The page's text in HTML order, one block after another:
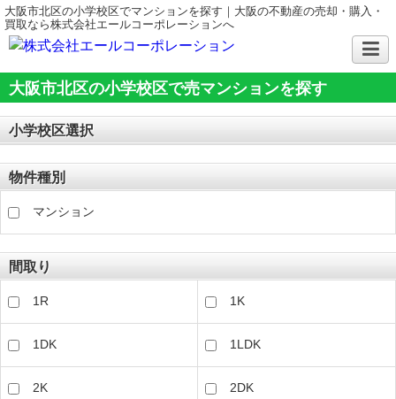
大阪市北区の小学校区でマンションを探す｜大阪の不動産の売却・購入・
買取なら株式会社エールコーポレーションへ
大阪市北区の小学校区で売マンションを探す
小学校区選択
物件種別
マンション
間取り
1R 1K
1DK 1LDK
2K 2DK